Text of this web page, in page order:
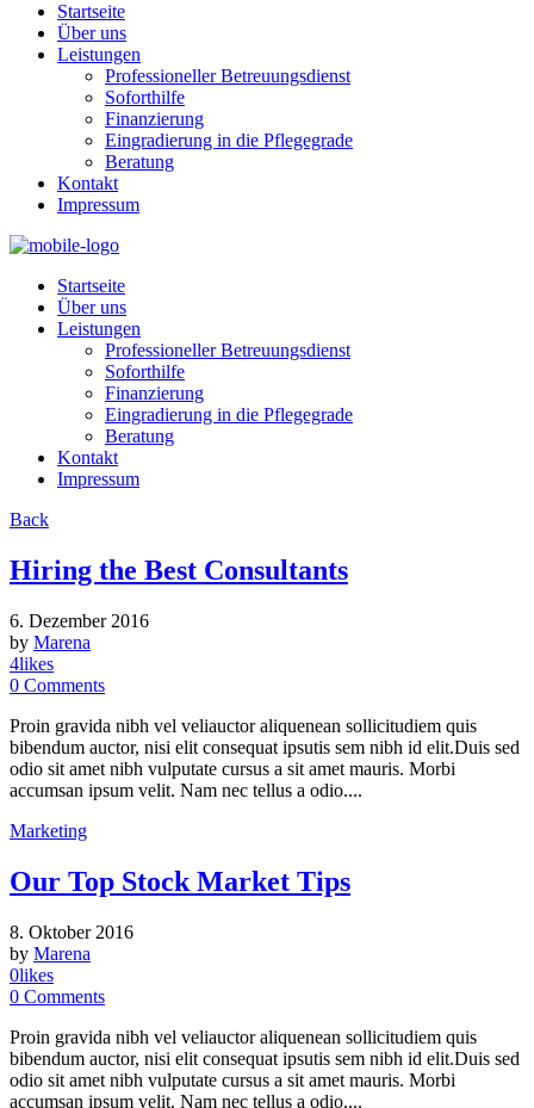
Startseite
Über uns
Leistungen
Professioneller Betreuungsdienst
Soforthilfe
Finanzierung
Eingradierung in die Pflegegrade
Beratung
Kontakt
Impressum
Startseite
Über uns
Leistungen
Professioneller Betreuungsdienst
Soforthilfe
Finanzierung
Eingradierung in die Pflegegrade
Beratung
Kontakt
Impressum
Back
Hiring the Best Consultants
6. Dezember 2016
by Marena
4likes
0 Comments
Proin gravida nibh vel veliauctor aliquenean sollicitudiem quis
bibendum auctor, nisi elit consequat ipsutis sem nibh id elit.Duis sed
odio sit amet nibh vulputate cursus a sit amet mauris. Morbi
accumsan ipsum velit. Nam nec tellus a odio....
Marketing
Our Top Stock Market Tips
8. Oktober 2016
by Marena
0likes
0 Comments
Proin gravida nibh vel veliauctor aliquenean sollicitudiem quis
bibendum auctor, nisi elit consequat ipsutis sem nibh id elit.Duis sed
odio sit amet nibh vulputate cursus a sit amet mauris. Morbi
accumsan ipsum velit. Nam nec tellus a odio....